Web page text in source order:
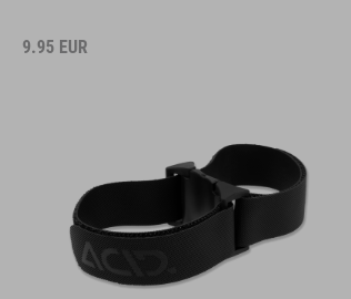
9.95 EUR